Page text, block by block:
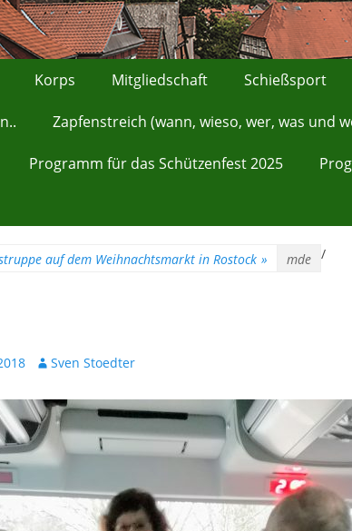
Korps Mitgliedschaft Schießsport
Zapfenstreich (wann, wieso, wer, was und
Programm für das Schützenfest 2025
/
auf dem Weihnachtsmarkt in Rostock » mde
AutorSven Stoedter